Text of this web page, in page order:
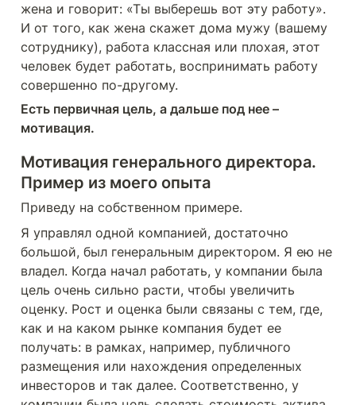
жена и говорит: «Ты выберешь вот эту работу».
И от того, как жена скажет дома мужу (вашему
сотруднику), работа классная или плохая, этот
человек будет работать, воспринимать работу
совершенно по-другому.
Есть первичная цель, а дальше под нее –
мотивация.
Мотивация генерального директора.
Пример из моего опыта
Приведу на собственном примере.
Я управлял одной компанией, достаточно
большой, был генеральным директором. Я ею не
владел. Когда начал работать, у компании была
цель очень сильно расти, чтобы увеличить
оценку. Рост и оценка были связаны с тем, где,
как и на каком рынке компания будет ее
получать: в рамках, например, публичного
размещения или нахождения определенных
инвесторов и так далее. Соответственно, у